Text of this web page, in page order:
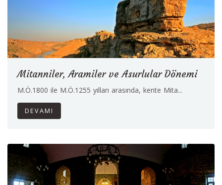
Mitanniler, Aramiler ve Asurlular Dönemi
M.Ö.1800 ile M.Ö.1255 yılları arasında, kente Mita...
DEVAMI